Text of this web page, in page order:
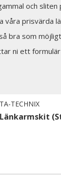
och sliten
våra prisvärda
bra som
ni ett
TA-TECHNIX
Länkarmskit